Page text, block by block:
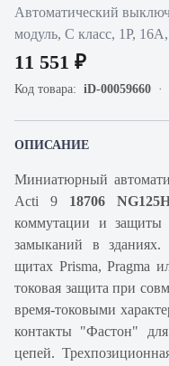
Автоматический
модуль, C класс, 1P,
11 551 ₽
Код товара: iD-00059660
ОПИСАНИЕ
Миниатюрный автоматический 1 полюсный выключатель
Acti 9 18706
коммутации и защиты
замыканий в зданиях.
щитах Prisma, Pragma
токовая защита при
время-токовыми
контакты "Фастон"
цепей.